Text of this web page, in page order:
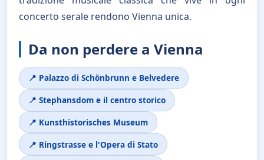
concerto serale rendono Vienna unica.
Da non perdere a Vienna
📍 Palazzo di Schönbrunn e Belvedere
📍 Stephansdom e il centro storico
📍 Kunsthistorisches Museum
📍 Ringstrasse e l'Opera di Stato